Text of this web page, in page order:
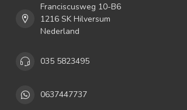
Franciscusweg 10-B6
1216 SK Hilversum
Nederland
035 5823495
0637447737